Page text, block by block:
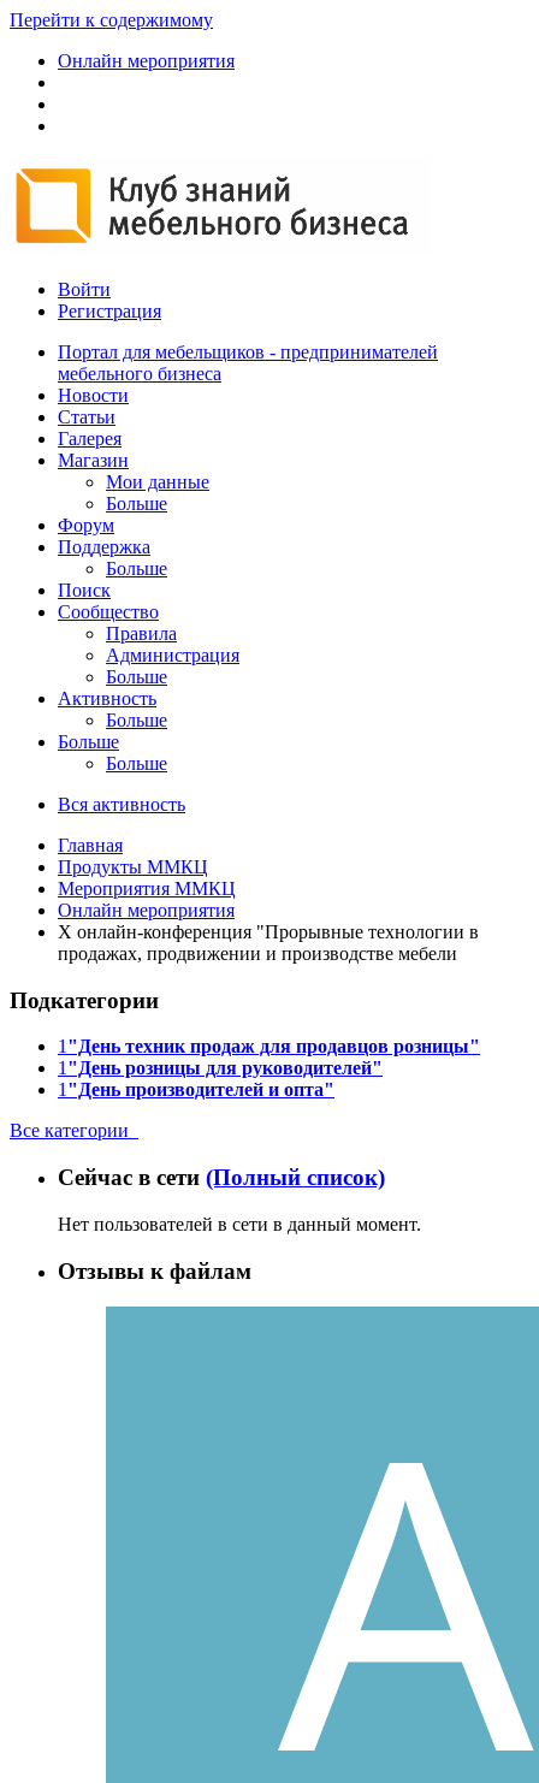
Перейти к содержимому
Онлайн мероприятия
Войти
Регистрация
Портал для мебельщиков - предпринимателей
мебельного бизнеса
Новости
Статьи
Галерея
Магазин
Мои данные
Больше
Форум
Поддержка
Больше
Поиск
Сообщество
Правила
Администрация
Больше
Активность
Больше
Больше
Больше
Вся активность
Главная
Продукты ММКЦ
Мероприятия ММКЦ
Онлайн мероприятия
X онлайн-конференция "Прорывные технологии в
продажах, продвижении и производстве мебели
Подкатегории
1"День техник продаж для продавцов розницы"
1"День розницы для руководителей"
1"День производителей и опта"
Все категории
Сейчас в сети (Полный список)
Нет пользователей в сети в данный момент.
Отзывы к файлам